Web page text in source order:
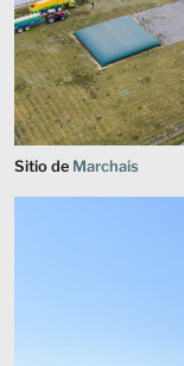
Sitio de Marchais